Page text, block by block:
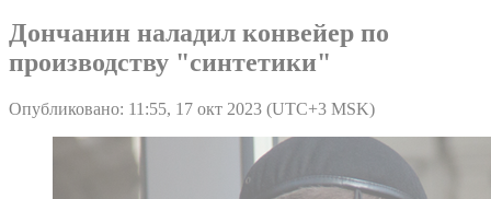
Дончанин наладил конвейер по
производству "синтетики"
Опубликовано: 11:55, 17 окт 2023 (UTC+3 MSK)